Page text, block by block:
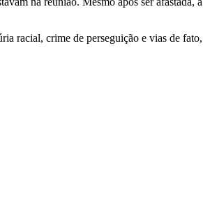
crime de perseguição e vias de